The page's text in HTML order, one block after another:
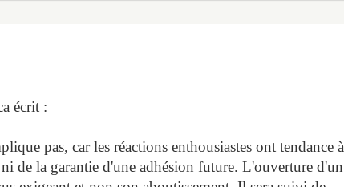
écrit :
pas, car les réactions enthousiastes ont tendance à
de la garantie d'une adhésion future. L'ouverture d'un